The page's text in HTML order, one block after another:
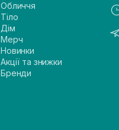
Обличчя
Тіло
Дім
Мерч
Новинки
Акції та знижки
Бренди